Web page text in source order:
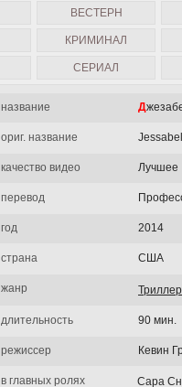
название
ориг. название
качество видео Лучшее
перевод
год 2014
страна США
жанр Триллер
длительность 90 мин.
режиссер Кевин
в главных ролях
Сара
ВЕСТЕРН
КРИМИНАЛ
СЕРИАЛ